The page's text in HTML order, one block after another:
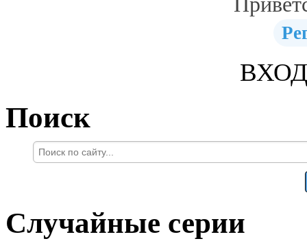
Поиск
Случайные серии